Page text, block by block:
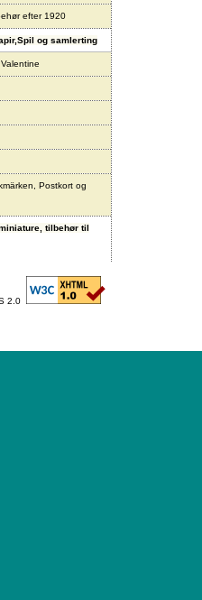
efter 1920
og samlerting
Postkort og
tilbehør til